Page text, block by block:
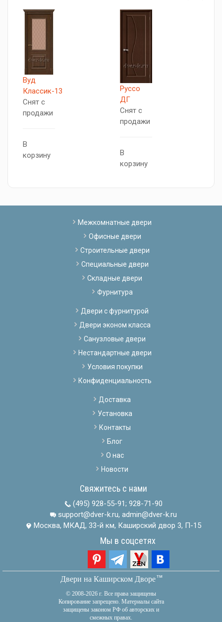
Вуд
Классик-13
Снят с
продажи
В
корзину
Руссо
ДГ
Снят с
продажи
В
корзину
Межкомнатные двери
Офисные двери
Строительные двери
Специальные двери
Складные двери
Фурнитура
Двери с фурнитурой
Двери эконом класса
Санузловые двери
Нестандартные двери
Условия покупки
Конфиденциальность
Доставка
Установка
Контакты
Блог
О нас
Новости
Свяжитесь с нами
(495) 928-55-91; 928-71-90
support@dver-k.ru, admin@dver-k.ru
Москва, МКАД, 33-й км, Каширский двор 3, П-15
Мы в соцсетях
Двери на Каширском Дворетм
© 2008-2026 г. Все права защищены
Копирование запрещено. Материалы сайта
защищены законом РФ об авторских и
смежных правах.